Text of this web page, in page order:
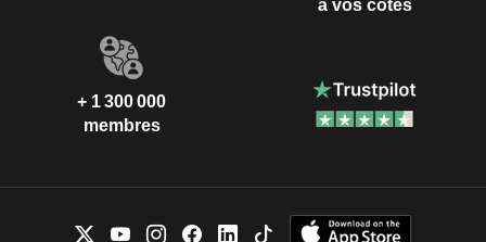
à vos côtés
+ 1 300 000
membres